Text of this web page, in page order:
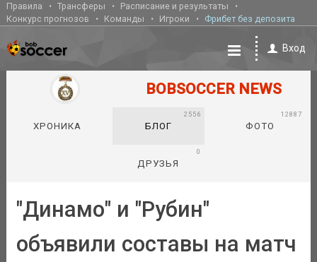
Правила Трансферы
Расписание и результаты
Конкурс прогнозов
Команды Игроки Фрибет без депозита
Вход
BOBSOCCER NEWS
ХРОНИКА БЛОГ
2556
ФОТО
12887
ДРУЗЬЯ
0
"Динамо" и "Рубин"
объявили составы на матч